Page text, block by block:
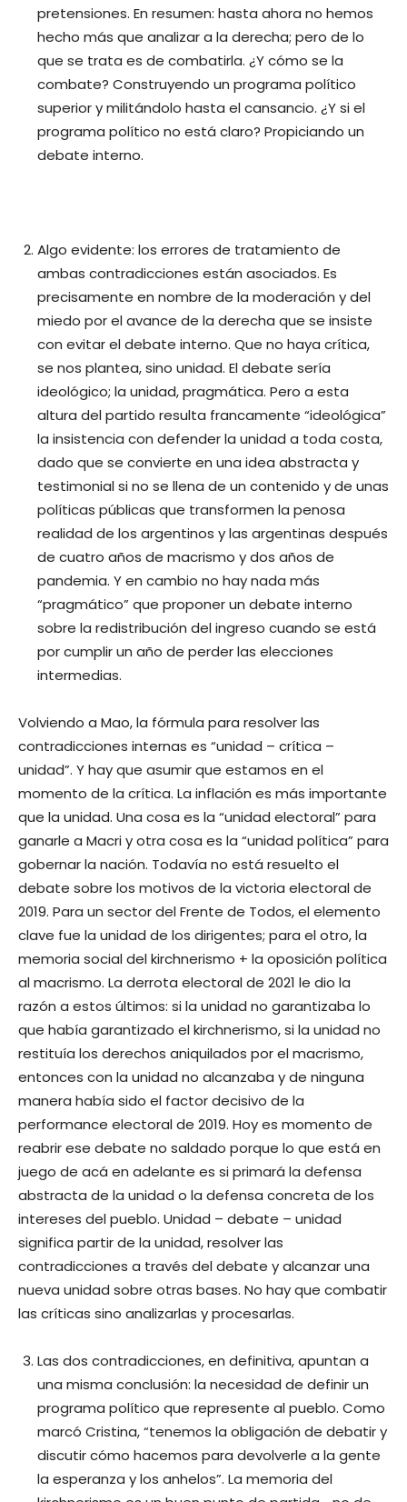
pretensiones. En resumen: hasta ahora no hemos
hecho más que analizar a la derecha; pero de lo
que se trata es de combatirla. ¿Y cómo se la
combate? Construyendo un programa político
superior y militándolo hasta el cansancio. ¿Y si el
programa político no está claro? Propiciando un
debate interno.
Algo evidente: los errores de tratamiento de
ambas contradicciones están asociados. Es
precisamente en nombre de la moderación y del
miedo por el avance de la derecha que se insiste
con evitar el debate interno. Que no haya crítica,
se nos plantea, sino unidad. El debate sería
ideológico; la unidad, pragmática. Pero a esta
altura del partido resulta francamente “ideológica”
la insistencia con defender la unidad a toda costa,
dado que se convierte en una idea abstracta y
testimonial si no se llena de un contenido y de unas
políticas públicas que transformen la penosa
realidad de los argentinos y las argentinas después
de cuatro años de macrismo y dos años de
pandemia. Y en cambio no hay nada más
“pragmático” que proponer un debate interno
sobre la redistribución del ingreso cuando se está
por cumplir un año de perder las elecciones
intermedias.
Volviendo a Mao, la fórmula para resolver las
contradicciones internas es “unidad – crítica –
unidad”. Y hay que asumir que estamos en el
momento de la crítica. La inflación es más importante
que la unidad. Una cosa es la “unidad electoral” para
ganarle a Macri y otra cosa es la “unidad política” para
gobernar la nación. Todavía no está resuelto el
debate sobre los motivos de la victoria electoral de
2019. Para un sector del Frente de Todos, el elemento
clave fue la unidad de los dirigentes; para el otro, la
memoria social del kirchnerismo + la oposición política
al macrismo. La derrota electoral de 2021 le dio la
razón a estos últimos: si la unidad no garantizaba lo
que había garantizado el kirchnerismo, si la unidad no
restituía los derechos aniquilados por el macrismo,
entonces con la unidad no alcanzaba y de ninguna
manera había sido el factor decisivo de la
performance electoral de 2019. Hoy es momento de
reabrir ese debate no saldado porque lo que está en
juego de acá en adelante es si primará la defensa
abstracta de la unidad o la defensa concreta de los
intereses del pueblo. Unidad – debate – unidad
significa partir de la unidad, resolver las
contradicciones a través del debate y alcanzar una
nueva unidad sobre otras bases. No hay que combatir
las críticas sino analizarlas y procesarlas.
Las dos contradicciones, en definitiva, apuntan a
una misma conclusión: la necesidad de definir un
programa político que represente al pueblo. Como
marcó Cristina, “tenemos la obligación de debatir y
discutir cómo hacemos para devolverle a la gente
la esperanza y los anhelos”. La memoria del